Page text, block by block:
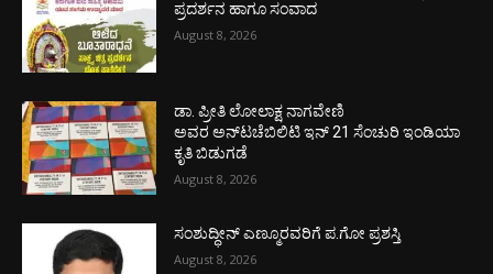
ಪ್ರದರ್ಶನ ಹಾಗೂ ಸಂವಾದ
August 8, 2026
ಡಾ. ಪ್ರೀತಿ ಲೋಲಾಕ್ಷ ನಾಗವೇಣಿ
ಅವರ ಅನ್‌ಟಚೆಬಿಲಿಟಿ ಇನ್ 21 ಸೆಂಚುರಿ ಇಂಡಿಯಾ
ಕೃತಿ ಬಿಡುಗಡೆ
August 8, 2026
ಸಂಶುದ್ಧೀನ್ ಎಣ್ಮೂರವರಿಗೆ ಪ.ಗೋ ಪ್ರಶಸ್ತಿ
August 8, 2026